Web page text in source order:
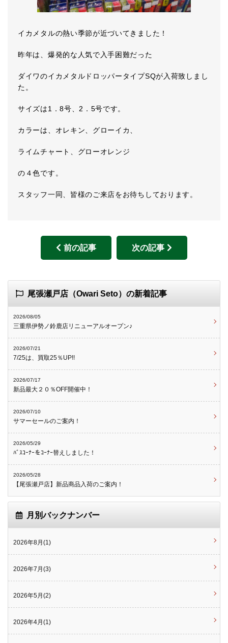
イカメタルの熱い季節が近づいてきました！
昨年は、爆発的な人気で入手困難だった
ダイワのイカメタルドロッパータイプSQが入荷致しまし
た。
サイズは1．8号、2．5号です。
カラーは、オレキン、グローイカ、
ライムチャート、グローオレンジ
の４色です。
スタッフ一同、皆様のご来店をお待ちしております。
前の記事 次の記事
尾張瀬戸店（Owari Seto）の新着記事
2026/08/05
三重県伊勢ノ鈴鹿店リニューアルオープン♪
2026/07/21
7/25は、買取25％UP!!
2026/07/17
新品最大２０％OFF開催中！
2026/07/10
サマーセールのご案内！
2026/05/29
ﾊﾞｽｺｰﾅｰをｺｰﾅｰ替えしました！
2026/05/28
【尾張瀬戸店】新品商品入荷のご案内！
月別バックナンバー
2026年8月(1)
2026年7月(3)
2026年5月(2)
2026年4月(1)